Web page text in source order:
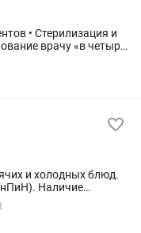
• Стерилизация и
врачу «в четыре
материалов • Ведение
и холодных блюд.
работать с